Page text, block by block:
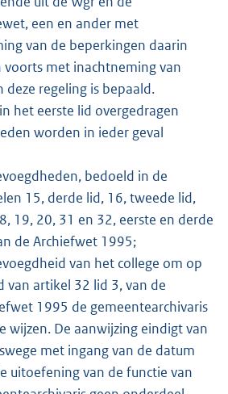
een en ander met
van de beperkingen daarin
voorts met inachtneming van
deze regeling is bepaald.
het eerste lid overgedragen
worden in ieder geval
bedoeld in de
15, derde lid, 16, tweede lid,
19, 20, 31 en 32, eerste en derde
de Archiefwet 1995;
van het college om op
van artikel 32 lid 3, van de
1995 de gemeentearchivaris
wijzen. De aanwijzing eindigt van
met ingang van de datum
uitoefening van de functie van